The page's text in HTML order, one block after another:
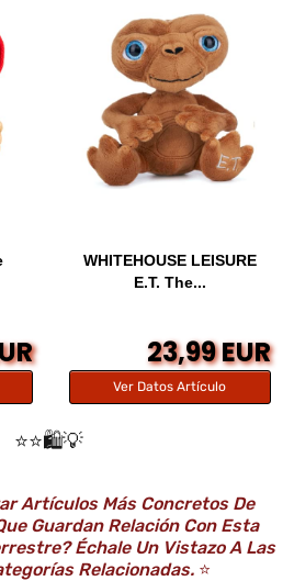
WHITEHOUSE LEISURE
E.T. The...
23,99 EUR
Ver Datos Artículo
⭐️⭐️🛍️💡
Artículos Más Concretos De
Guardan Relación Con Esta
Échale Un Vistazo A Las
Relacionadas.⭐️